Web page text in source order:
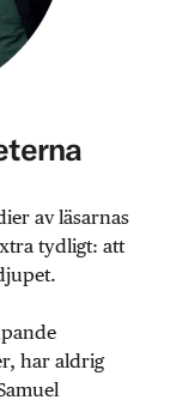
av läsarnas
tydligt: att
har aldrig